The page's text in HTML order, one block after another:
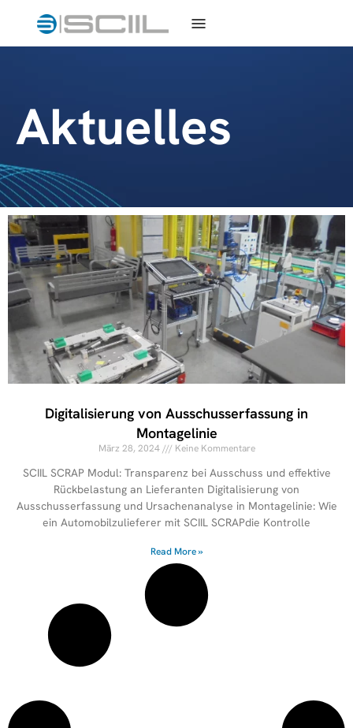
Aktuelles
Digitalisierung von Ausschusserfassung in
Montagelinie
März 28, 2024 Keine Kommentare
SCIIL SCRAP Modul: Transparenz bei Ausschuss und effektive
Rückbelastung an Lieferanten Digitalisierung von
Ausschusserfassung und Ursachenanalyse in Montagelinie: Wie
ein Automobilzulieferer mit SCIIL SCRAPdie Kontrolle
Read More »